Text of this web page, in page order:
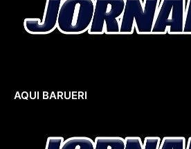
AQUI BARUERI